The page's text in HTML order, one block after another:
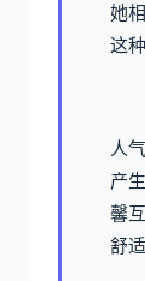
她
这
人
产
馨
舒